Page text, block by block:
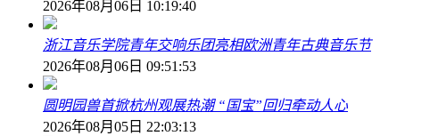
2026年08月06日 10:19:40
浙江音乐学院青年交响乐团亮相欧洲青年古典音乐节
2026年08月06日 09:51:53
圆明园兽首掀杭州观展热潮 “国宝”回归牵动人心
2026年08月05日 22:03:13